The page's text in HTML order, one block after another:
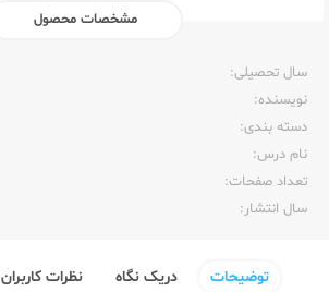
مشخصات محصول
سال تحصیلی:‌
نویسنده:‌
دسته بندی:
نام درس:
تعداد صفحات:‌
سال انتشار:‌
توضیحات دریک نگاه نظرات کاربران